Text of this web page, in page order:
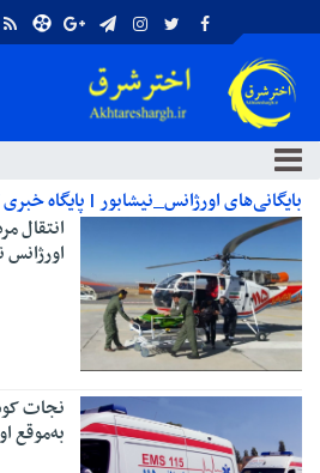
بایگانی‌های اورژانس_نیشابور | پایگاه
اورژانس
نجات
به‌موقع